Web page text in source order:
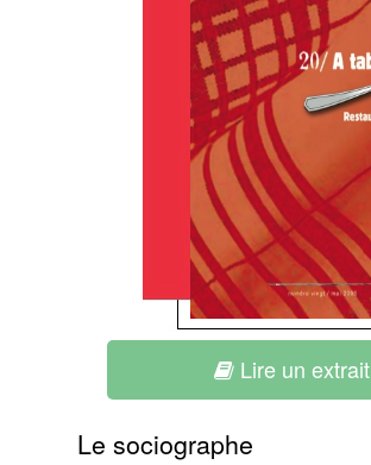
Lire un extrait
Le sociographe